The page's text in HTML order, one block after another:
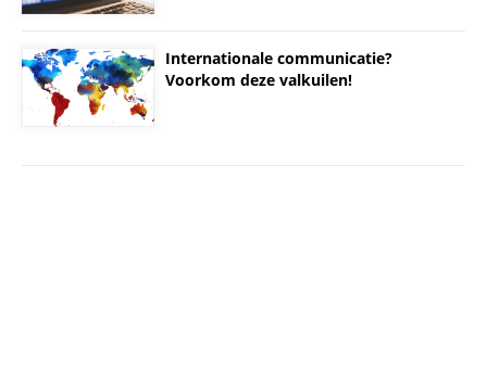
Internationale communicatie?
Voorkom deze valkuilen!